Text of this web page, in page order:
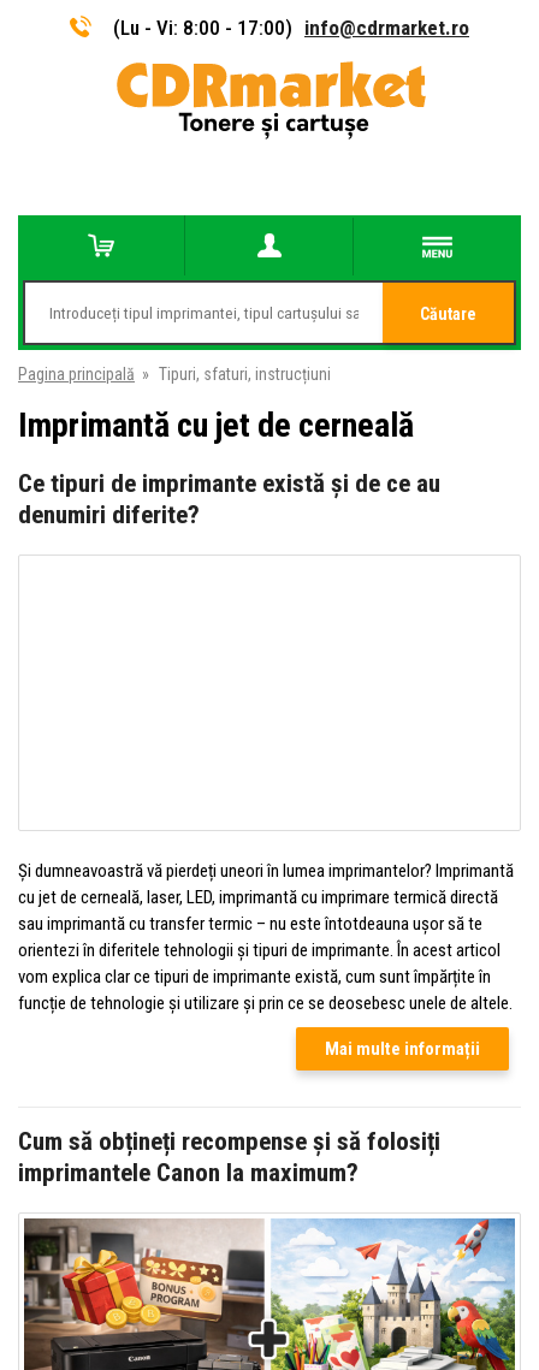
(Lu - Vi: 8:00 - 17:00) info@cdrmarket.ro
Căutare
Pagina principală » Tipuri, sfaturi, instrucțiuni
Imprimantă cu jet de cerneală
Ce tipuri de imprimante există și de ce au
denumiri diferite?
Și dumneavoastră vă pierdeți uneori în lumea imprimantelor? Imprimantă
cu jet de cerneală, laser, LED, imprimantă cu imprimare termică directă
sau imprimantă cu transfer termic – nu este întotdeauna ușor să te
orientezi în diferitele tehnologii și tipuri de imprimante. În acest articol
vom explica clar ce tipuri de imprimante există, cum sunt împărțite în
funcție de tehnologie și utilizare și prin ce se deosebesc unele de altele.
Mai multe informații
Cum să obțineți recompense și să folosiți
imprimantele Canon la maximum?